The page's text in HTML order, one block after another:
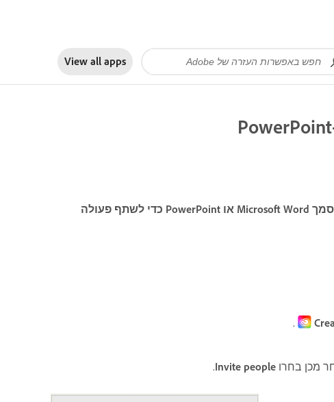
View all apps
למדו כיצד לשתף ספריות באמצעות תוספי Creative Cloud במסמך Microsoft Word או PowerPoint כדי לשתף פעולה
.
מכן בחרו Invite people
.